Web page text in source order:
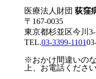
医療法人財団 荻窪
〒167-0035
東京都杉並区今川3-
TEL.03-3399-1101
※おかけ間違いの
上、お電話ください